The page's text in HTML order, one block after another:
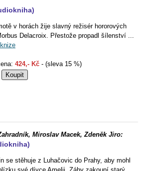
v horách žije slavný režisér hororových
Delacroix. Přestože propadl šílenství ...
424,- Kč - (sleva 15 %)
Miroslav Macek, Zdeněk Jiro:
se stěhuje z Luhačovic do Prahy, aby mohl